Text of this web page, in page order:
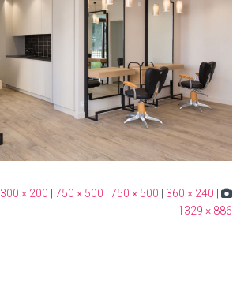
300 × 200 750 × 500 750 × 500 360 × 240
1329 × 886